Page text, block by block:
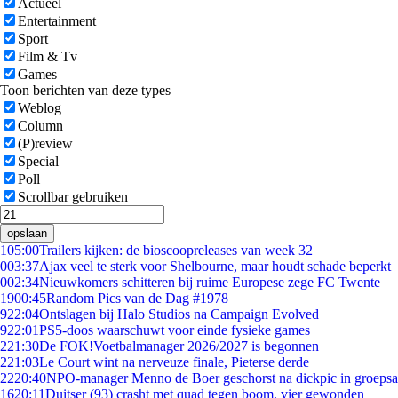
Actueel
Entertainment
Sport
Film & Tv
Games
Toon berichten van deze types
Weblog
Column
(P)review
Special
Poll
Scrollbar gebruiken
opslaan
105:00Trailers kijken: de bioscoopreleases van week 32
003:37Ajax veel te sterk voor Shelbourne, maar houdt schade beperkt
002:34Nieuwkomers schitteren bij ruime Europese zege FC Twente
1900:45Random Pics van de Dag #1978
922:04Ontslagen bij Halo Studios na Campaign Evolved
922:01PS5-doos waarschuwt voor einde fysieke games
221:30De FOK!Voetbalmanager 2026/2027 is begonnen
221:03Le Court wint na nerveuze finale, Pieterse derde
2220:40NPO-manager Menno de Boer geschorst na dickpic in
1620:11Duitser (93) crasht met quad tegen boom, vier gewonden